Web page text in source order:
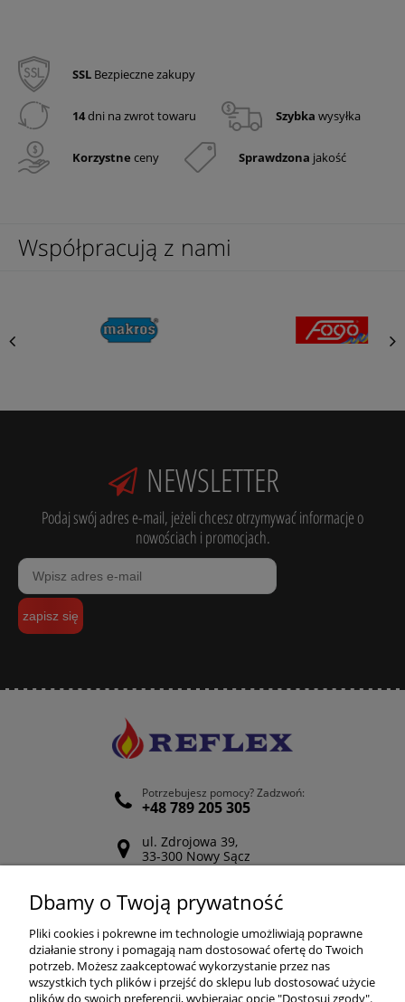
SSL Bezpieczne zakupy
14dni na zwrot towaru Szybka wysyłka
Korzystne ceny Sprawdzona jakość
Współpracują z nami
NEWSLETTER
Podaj swój adres e-mail, jeżeli chcesz otrzymywać informacje o
nowościach i promocjach.
zapisz się
Potrzebujesz pomocy? Zadzwoń:
+48 789 205 305
ul. Zdrojowa 39,
33-300 Nowy Sącz
Odwiedź nasz Facebook
POMOC
ZAKUPY
Dbamy o Twoją prywatność
Pliki cookies i pokrewne im technologie umożliwiają poprawne
działanie strony i pomagają nam dostosować ofertę do Twoich
potrzeb. Możesz zaakceptować wykorzystanie przez nas
wszystkich tych plików i przejść do sklepu lub dostosować użycie
plików do swoich preferencji, wybierając opcję "Dostosuj zgody".